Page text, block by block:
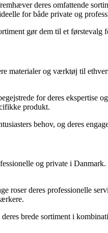
deres omfattende
for både private og
gør dem til et
materialer og værktøj til
for deres
produkt.
behov, og deres
og private i
roser deres professionelle
brede sortiment i